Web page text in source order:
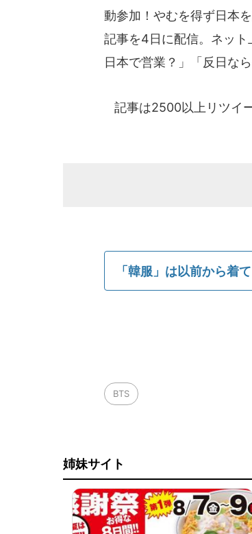
動参加！やむを得ず日本
記事を4日に配信。ネッ
日本で営業？」「反日な
記事は2500以上リツイ
「韓服」は以前から着
BTS
姉妹サイト